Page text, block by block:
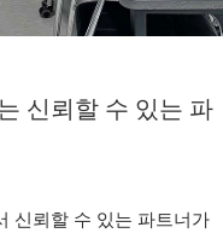
신뢰할 수 있는 파
신뢰할 수 있는 파트너가